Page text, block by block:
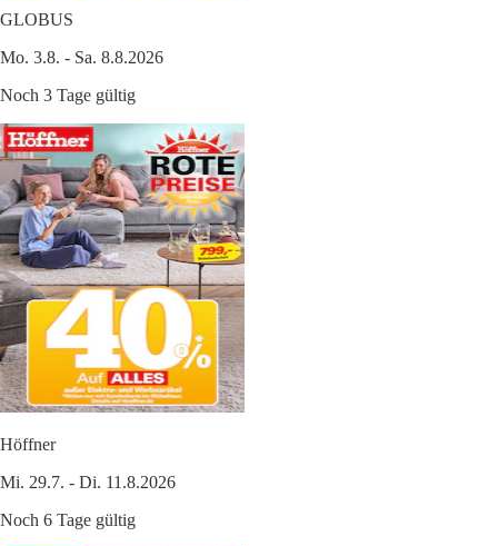
GLOBUS
Mo. 3.8. - Sa. 8.8.2026
Noch 3 Tage gültig
Höffner
Mi. 29.7. - Di. 11.8.2026
Noch 6 Tage gültig